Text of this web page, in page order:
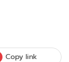
Copy link